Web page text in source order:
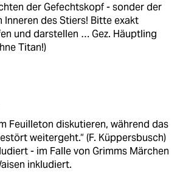
der Gefechtskopf - sonder der
des Stiers! Bitte exakt
und darstellen … Gez. Häuptling
Titan!)
Feuilleton diskutieren, während das
weitergeht.“ (F. Küppersbusch)
- im Falle von Grimms Märchen
inkludiert.